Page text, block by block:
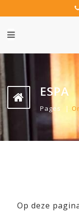
ESPA
Pages
Op deze